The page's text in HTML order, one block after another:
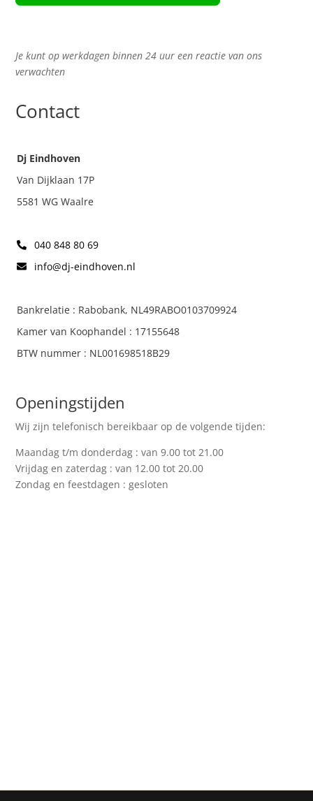
Je kunt op werkdagen binnen 24 uur een reactie van ons
verwachten
Contact
Dj Eindhoven
Van Dijklaan 17P
5581 WG Waalre
040 848 80 69
info@dj-eindhoven.nl
Bankrelatie : Rabobank, NL49RABO0103709924
Kamer van Koophandel : 17155648
BTW nummer : NL001698518B29
Openingstijden
Wij zijn telefonisch bereikbaar op de volgende tijden:
Maandag t/m donderdag : van 9.00 tot 21.00
Vrijdag en zaterdag : van 12.00 tot 20.00
Zondag en feestdagen : gesloten